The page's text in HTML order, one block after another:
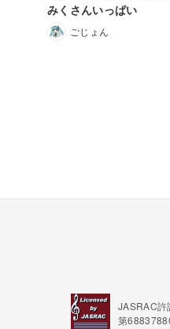
みくさんいっぱい
ごじょん
JASRAC許
第